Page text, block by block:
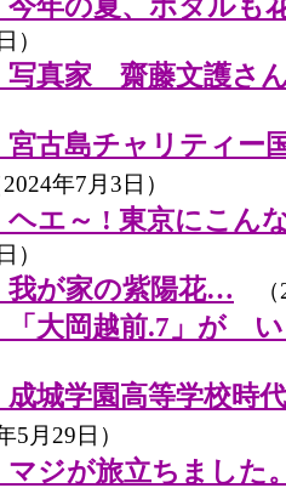
）
真家 齋藤文護さ
古島チャリティー
年7月3日）
エ～ ! 東京にこん
）
が家の紫陽花… （
大岡越前.7」が い
城学園高等学校時
月29日）
ジが旅立ちました